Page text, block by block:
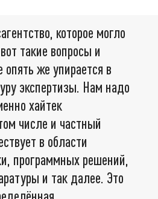
которое могло
такие вопросы и
же упирается в
экспертизы. Нам надо
хайтек
числе и частный
в области
программных решений,
и так далее. Это